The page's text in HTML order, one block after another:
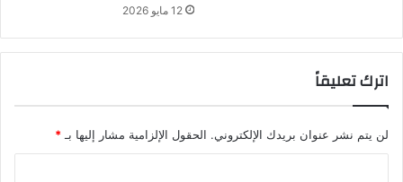
12 مايو 2026
اترك تعليقاً
لن يتم نشر عنوان بريدك الإلكتروني. الحقول الإلزامية مشار إليها بـ *